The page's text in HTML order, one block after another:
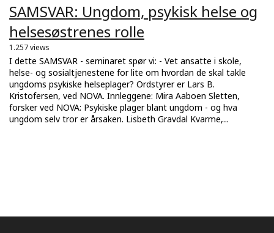
SAMSVAR: Ungdom, psykisk helse og
helsesøstrenes rolle
1.257 views
I dette SAMSVAR - seminaret spør vi: - Vet ansatte i skole,
helse- og sosialtjenestene for lite om hvordan de skal takle
ungdoms psykiske helseplager? Ordstyrer er Lars B.
Kristofersen, ved NOVA. Innleggene: Mira Aaboen Sletten,
forsker ved NOVA: Psykiske plager blant ungdom - og hva
ungdom selv tror er årsaken. Lisbeth Gravdal Kvarme,...